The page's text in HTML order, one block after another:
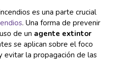
es una parte crucial
. Una forma de prevenir
de un agente extintor
se aplican sobre el foco
evitar la propagación de las